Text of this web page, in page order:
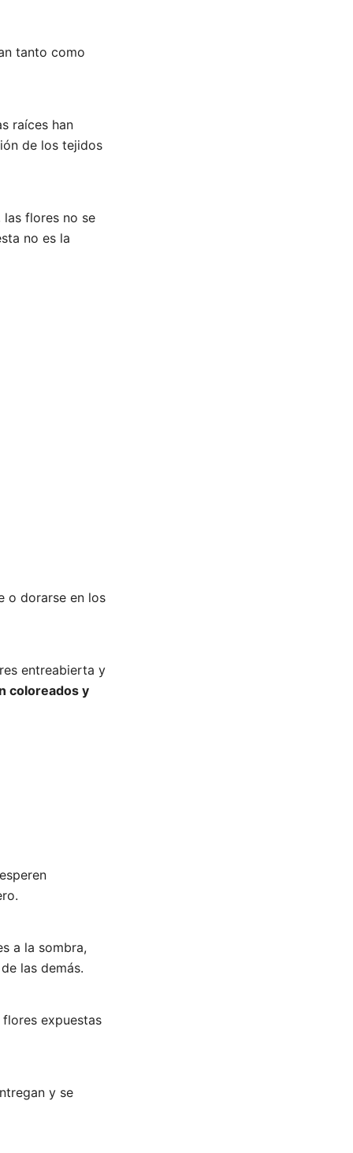
tanto como
raíces han
de los tejidos
flores no se
no es la
o dorarse en los
entreabierta y
coloreados y
a la sombra,
las demás.
expuestas
y se